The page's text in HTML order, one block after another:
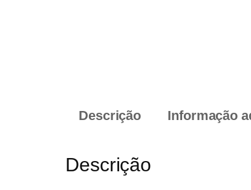
Descrição
Informação
Descrição